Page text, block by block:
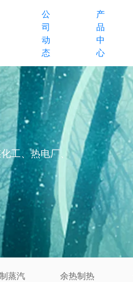
公
司
动
态
产
品
中
心
工、热电厂、
蒸汽 余热制热